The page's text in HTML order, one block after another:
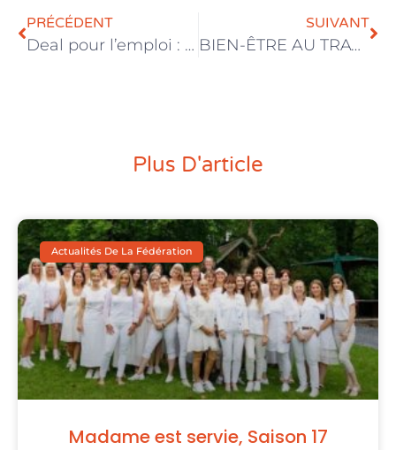
PRÉCÉDENT
Deal pour l’emploi : focus sur les nouvelles mesures
SUIVANT
BIEN-ÊTRE AU TRAVAIL : la notion de « travailleurs » élargie
Plus D'article
Actualités De La Fédération
Madame est servie, Saison 17